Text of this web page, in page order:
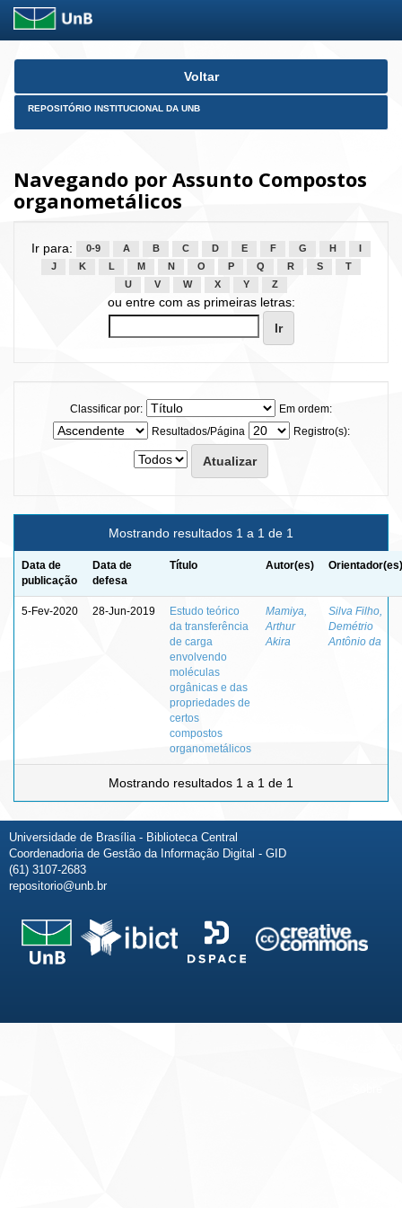
Skip
Voltar
REPOSITÓRIO INSTITUCIONAL DA UNB
Navegando por Assunto Compostos
organometálicos
Ir para: 0-9 A B C D E F G H
J
K L M N O P Q R S
T
U
V W X Y Z
ou entre com as primeiras letras:
Classificar por:
Em ordem:
Resultados/Página
Registro(s):
Mostrando resultados 1 a 1 de 1
Data de
publicação
Data de
defesa
Título Autor(es) Orientador(es)
5-Fev-2020 28-Jun-2019
Estudo teórico
da transferência
de carga
envolvendo
moléculas
orgânicas e das
propriedades de
certos
compostos
organometálicos
Mamiya,
Arthur
Akira
Silva Filho,
Demétrio
Antônio da
Mostrando resultados 1 a 1 de 1
Universidade de Brasília - Biblioteca Central
Coordenadoria de Gestão da Informação Digital - GID
(61) 3107-2683
repositorio@unb.br